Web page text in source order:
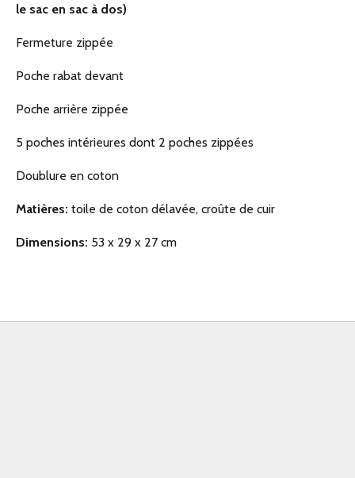
le sac en sac à dos)
Fermeture zippée
Poche rabat devant
Poche arrière zippée
5 poches intérieures dont 2 poches zippées
Doublure en coton
Matières: toile de coton délavée, croûte de cuir
Dimensions: 53 x 29 x 27 cm